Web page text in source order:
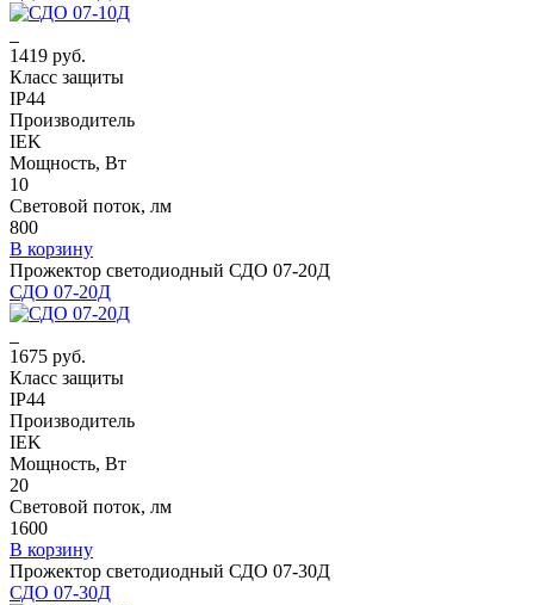
1419 руб.
Класс защиты
IP44
Производитель
IEK
Мощность, Вт
10
Световой поток, лм
800
В корзину
Прожектор светодиодный СДО 07-20Д
СДО 07-20Д
1675 руб.
Класс защиты
IP44
Производитель
IEK
Мощность, Вт
20
Световой поток, лм
1600
В корзину
Прожектор светодиодный СДО 07-30Д
СДО 07-30Д